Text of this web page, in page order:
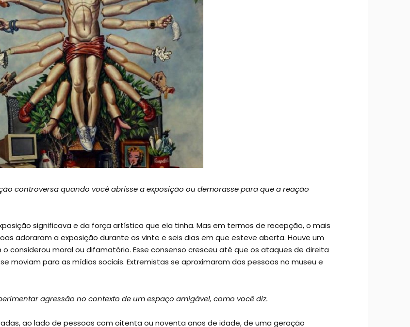
controversa quando você abrisse a exposição ou demorasse para que a reação
significava e da força artística que ela tinha. Mas em termos de recepção, o mais
adoraram a exposição durante os vinte e seis dias em que esteve aberta. Houve um
o considerou moral ou difamatório. Esse consenso cresceu até que os ataques de direita
moviam para as mídias sociais. Extremistas se aproximaram das pessoas no museu e
agressão no contexto de um espaço amigável, como você diz.
dadas, ao lado de pessoas com oitenta ou noventa anos de idade, de uma geração